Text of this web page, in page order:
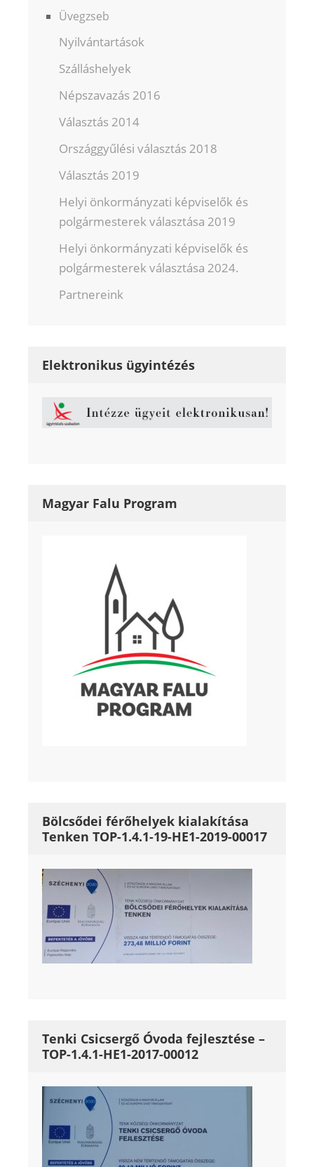
Üvegzseb
Nyilvántartások
Szálláshelyek
Népszavazás 2016
Választás 2014
Országgyűlési választás 2018
Választás 2019
Helyi önkormányzati képviselők és
polgármesterek választása 2019
Helyi önkormányzati képviselők és
polgármesterek választása 2024.
Partnereink
Elektronikus ügyintézés
Magyar Falu Program
Bölcsődei férőhelyek kialakítása
Tenken TOP-1.4.1-19-HE1-2019-00017
Tenki Csicsergő Óvoda fejlesztése –
TOP-1.4.1-HE1-2017-00012